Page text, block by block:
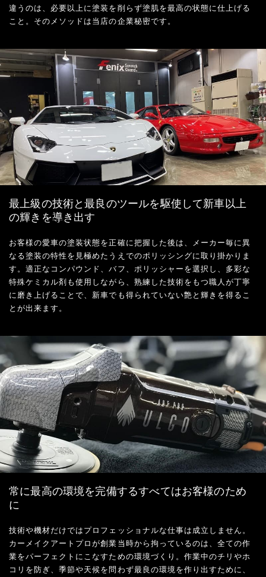
違うのは、必要以上に塗装を削らず塗肌を最高の状態に仕上げる
こと。そのメソッドは当店の企業秘密です。
最上級の技術と最良のツールを駆使して新車以上
の輝きを導き出す
お客様の愛車の塗装状態を正確に把握した後は、メーカー毎に異
なる塗装の特性を見極めたうえでのポリッシングに取り掛かりま
す。適正なコンパウンド、バフ、ポリッシャーを選択し、多彩な
特殊ケミカル剤も使用しながら、熟練した技術をもつ職人が丁寧
に磨き上げることで、新車でも得られていない艶と輝きを得るこ
とが出来ます。
常に最高の環境を完備するすべてはお客様のため
に
技術や機材だけではプロフェッショナルな仕事は成立しません。
カーメイクアートプロが創業当時から拘っているのは、全ての作
業をパーフェクトにこなすための環境づくり。作業中のチリやホ
コリを防ぎ、季節や天候を問わず最良の環境を作り出すために、